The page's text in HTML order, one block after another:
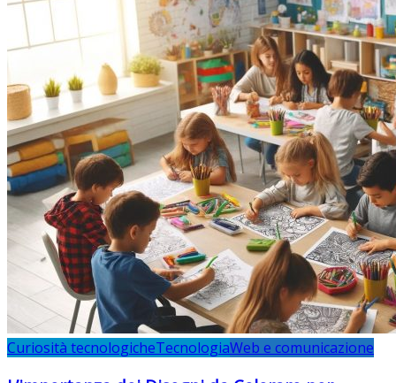
Curiosità tecnologicheTecnologiaWeb e comunicazione